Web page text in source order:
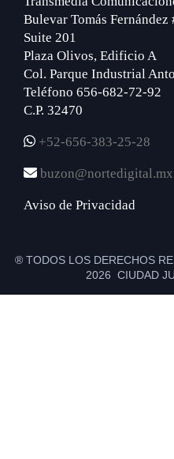
Bulevar Tomás Fernández
Suite 201
Plaza Olivos, Edificio A
Col. Parque Industrial
Teléfono 656-682-72-92
C.P. 32470
+52-656-383-25-28
buzon@nortedigital.mx
Aviso de Privacidad
® TODOS LOS DERECHOS
2026 CIUDAD